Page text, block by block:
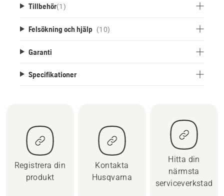
Tillbehör(1 )
Felsökning och hjälp (10)
Garanti
Specifikationer
Registrera din
produkt
Kontakta
Husqvarna
Hitta din
närmsta
serviceverkstad